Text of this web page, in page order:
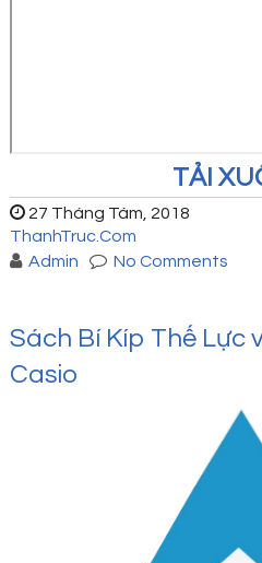
TẢI
27 Tháng Tám, 2018
ThanhTruc.Com
Admin
No Comments
Sách Bí Kíp Thế Lực
Casio